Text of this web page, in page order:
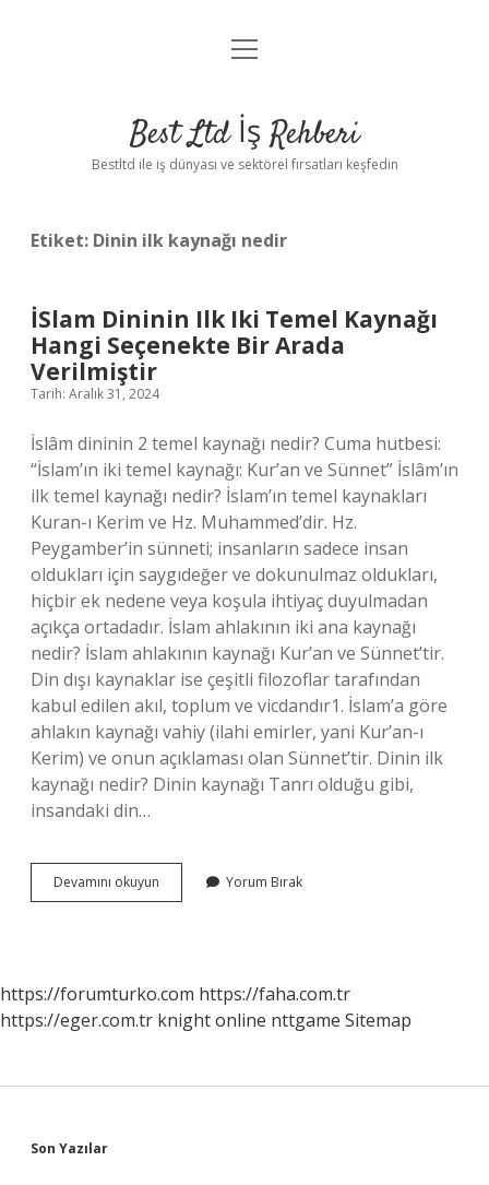
Anasayfa
Yasal Uyarı
menüyü
Best Ltd İş Rehberi
Bestltd ile iş dünyası ve sektörel fırsatları keşfedin
Etiket: Dinin ilk kaynağı nedir
İSlam Dininin Ilk Iki Temel Kaynağı
Hangi Seçenekte Bir Arada
Verilmiştir
Tarih: Aralık 31, 2024
İslâm dininin 2 temel kaynağı nedir? Cuma hutbesi:
“İslam’ın iki temel kaynağı: Kur’an ve Sünnet” İslâm’ın
ilk temel kaynağı nedir? İslam’ın temel kaynakları
Kuran-ı Kerim ve Hz. Muhammed’dir. Hz.
Peygamber’in sünneti; insanların sadece insan
oldukları için saygıdeğer ve dokunulmaz oldukları,
hiçbir ek nedene veya koşula ihtiyaç duyulmadan
açıkça ortadadır. İslam ahlakının iki ana kaynağı
nedir? İslam ahlakının kaynağı Kur’an ve Sünnet’tir.
Din dışı kaynaklar ise çeşitli filozoflar tarafından
kabul edilen akıl, toplum ve vicdandır1. İslam’a göre
ahlakın kaynağı vahiy (ilahi emirler, yani Kur’an-ı
Kerim) ve onun açıklaması olan Sünnet’tir. Dinin ilk
kaynağı nedir? Dinin kaynağı Tanrı olduğu gibi,
insandaki din…
Devamını okuyun
Dininin
Hangi
Seçenekte
Yorum Bırak
https://forumturko.com https://faha.com.tr
https://eger.com.tr knight online nttgame Sitemap
Sidebar
Son Yazılar